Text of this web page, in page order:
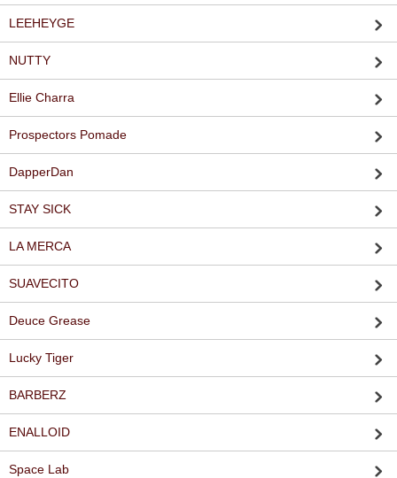
LEEHEYGE
NUTTY
Ellie Charra
Prospectors Pomade
DapperDan
STAY SICK
LA MERCA
SUAVECITO
Deuce Grease
Lucky Tiger
BARBERZ
ENALLOID
Space Lab